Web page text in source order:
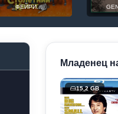
ФЕЙРИ...
Младенец
15,2 GB